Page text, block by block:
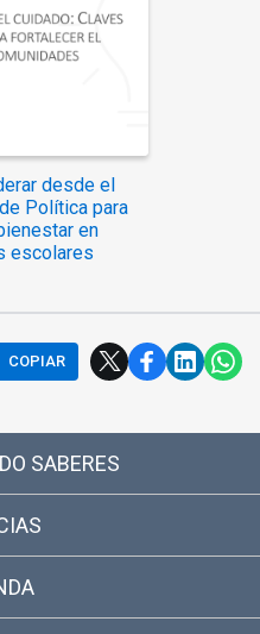
desde el
Política para
en
escolares
COPIAR
SABERES